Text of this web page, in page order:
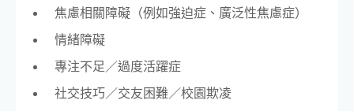
焦慮相關障礙（例如強迫症、廣泛性焦慮症）
情緒障礙
專注不足／過度活躍症
社交技巧／交友困難／校園欺凌